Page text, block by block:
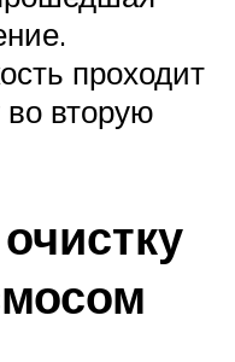
проходит
вторую